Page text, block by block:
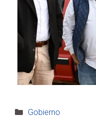
Categorías
Gobierno